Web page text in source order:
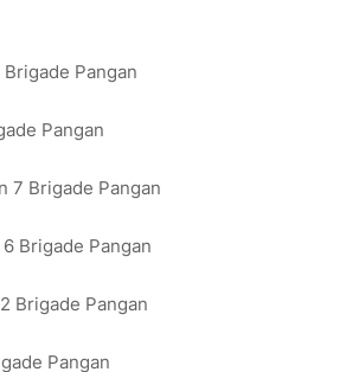
Brigade Pangan
Pangan
7 Brigade Pangan
Brigade Pangan
Brigade Pangan
Pangan